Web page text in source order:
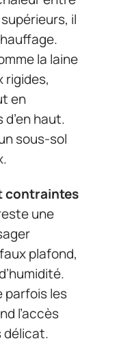
il
la laine
rigides,
en
haut.
sous-sol
contraintes
une
plafond,
parfois les
l’accès
délicat.